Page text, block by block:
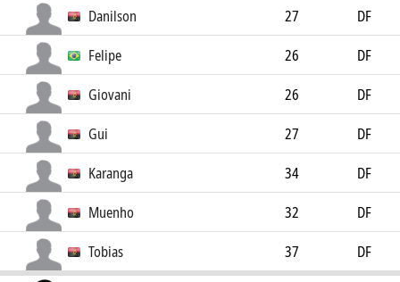
Danilson
27
DF
Felipe
26
DF
Giovani
26
DF
Gui
27
DF
Karanga
34
DF
Muenho
32
DF
Tobias
37 DF